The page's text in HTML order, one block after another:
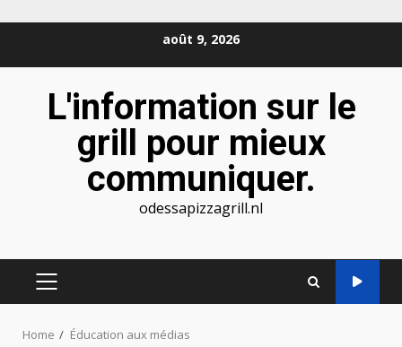
août 9, 2026
L'information sur le
grill pour mieux
communiquer.
odessapizzagrill.nl
PRIMARY
Home Éducation aux médias